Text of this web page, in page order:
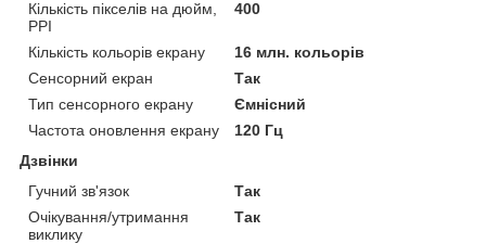
Кількість пікселів на дюйм,
PPI
400
Кількість кольорів екрану
16 млн. кольорів
Сенсорний екран
Так
Тип сенсорного екрану
Ємнісний
Частота оновлення екрану
120 Гц
Дзвінки
Гучний зв'язок
Так
Очікування/утримання
виклику
Так